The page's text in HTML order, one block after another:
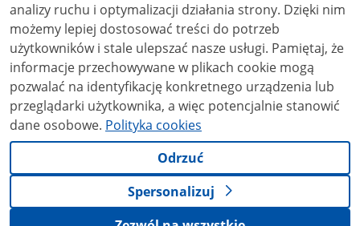
analizy ruchu i optymalizacji działania strony. Dzięki nim
możemy lepiej dostosować treści do potrzeb
użytkowników i stale ulepszać nasze usługi. Pamiętaj, że
informacje przechowywane w plikach cookie mogą
pozwalać na identyfikację konkretnego urządzenia lub
przeglądarki użytkownika, a więc potencjalnie stanowić
dane osobowe. Polityka cookies
Odrzuć
Spersonalizuj